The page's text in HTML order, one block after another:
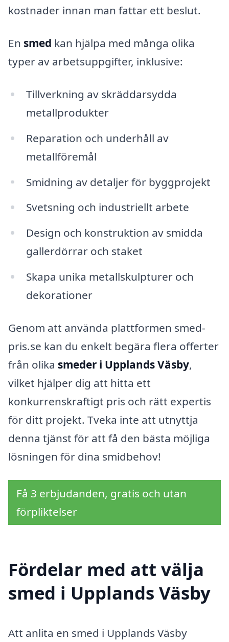
kostnader innan man fattar ett beslut.
En smed kan hjälpa med många olika
typer av arbetsuppgifter, inklusive:
Tillverkning av skräddarsydda
metallprodukter
Reparation och underhåll av
metallföremål
Smidning av detaljer för byggprojekt
Svetsning och industriellt arbete
Design och konstruktion av smidda
gallerdörrar och staket
Skapa unika metallskulpturer och
dekorationer
Genom att använda plattformen smed-
pris.se kan du enkelt begära flera offerter
från olika smeder i Upplands Väsby,
vilket hjälper dig att hitta ett
konkurrenskraftigt pris och rätt expertis
för ditt projekt. Tveka inte att utnyttja
denna tjänst för att få den bästa möjliga
lösningen för dina smidbehov!
Få 3 erbjudanden, gratis och utan
förpliktelser
Fördelar med att välja
smed i Upplands Väsby
Att anlita en smed i Upplands Väsby